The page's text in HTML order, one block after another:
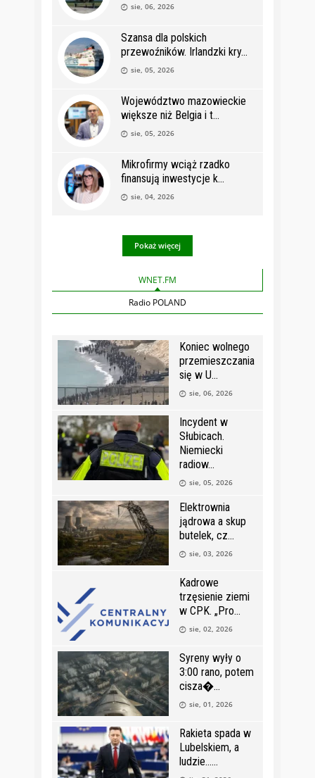
sie, 06, 2026
Szansa dla polskich
przewoźników. Irlandzki kry
sie, 05, 2026
Województwo mazowieckie
większe niż Belgia i t
sie, 05, 2026
Mikrofirmy wciąż rzadko
finansują inwestycje k
sie, 04, 2026
Pokaż więcej
WNET.FM
Radio POLAND
Koniec wolnego
przemieszczania
się w U
sie, 06, 2026
Incydent w
Słubicach.
Niemiecki
radiow
sie, 05, 2026
Elektrownia
jądrowa a skup
butelek, cz
sie, 03, 2026
Kadrowe
trzęsienie ziemi
w CPK. „Pro
sie, 02, 2026
Syreny wyły o
3:00 rano, potem
cisza�
sie, 01, 2026
Rakieta spada w
Lubelskiem, a
ludzie…